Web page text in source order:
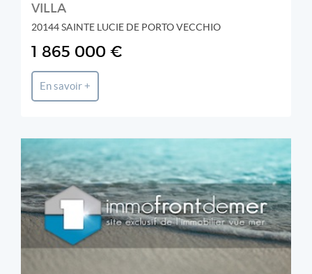
VILLA
20144 SAINTE LUCIE DE PORTO VECCHIO
1 865 000 €
En savoir +
GREFF INTERNATIONAL